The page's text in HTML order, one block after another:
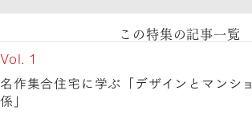
この特集の記事一覧
Vol. 1
名作集合住宅に学ぶ「デザインとマンシ
係」